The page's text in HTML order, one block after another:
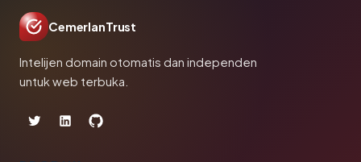
CemerlanTrust
Intelijen domain otomatis dan independen
untuk web terbuka.